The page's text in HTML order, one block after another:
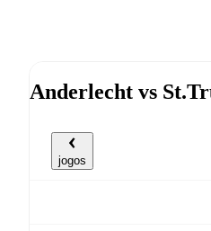
Anderlecht vs
jogos